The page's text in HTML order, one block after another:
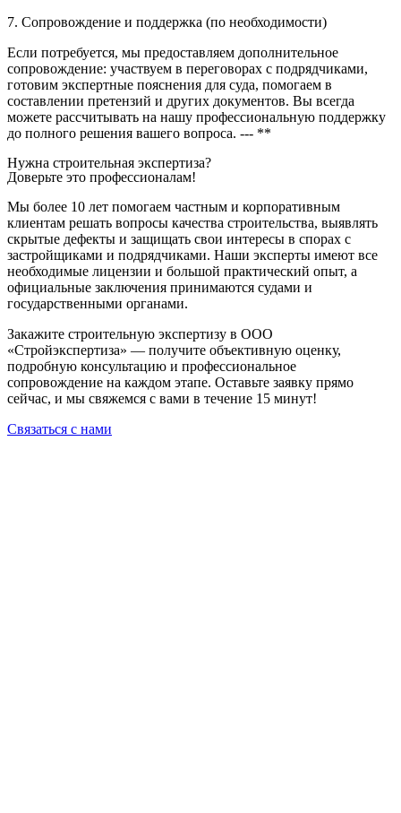
7. Сопровождение и поддержка (по необходимости)
Если потребуется, мы предоставляем дополнительное
сопровождение: участвуем в переговорах с подрядчиками,
готовим экспертные пояснения для суда, помогаем в
составлении претензий и других документов. Вы всегда
можете рассчитывать на нашу профессиональную поддержку
до полного решения вашего вопроса. --- **
Нужна строительная экспертиза?
Доверьте это профессионалам!
Мы более 10 лет помогаем частным и корпоративным
клиентам решать вопросы качества строительства, выявлять
скрытые дефекты и защищать свои интересы в спорах с
застройщиками и подрядчиками. Наши эксперты имеют все
необходимые лицензии и большой практический опыт, а
официальные заключения принимаются судами и
государственными органами.
Закажите строительную экспертизу в ООО
«Стройэкспертиза» — получите объективную оценку,
подробную консультацию и профессиональное
сопровождение на каждом этапе. Оставьте заявку прямо
сейчас, и мы свяжемся с вами в течение 15 минут!
Связаться с нами